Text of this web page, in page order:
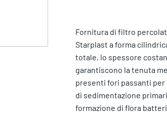
Fornitura di filtro
Starplast a forma
totale, lo spessore
garantiscono la tenuta
presenti fori passanti per
di sedimentazione
formazione di flora